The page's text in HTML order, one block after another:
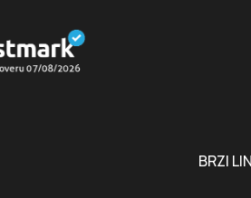
BRZI